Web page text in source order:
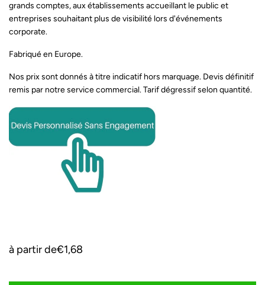
grands comptes, aux établissements accueillant le public et
entreprises souhaitant plus de visibilité lors d'événements
corporate.
Fabriqué en Europe.
Nos prix sont donnés à titre indicatif hors marquage. Devis définitif
remis par notre service commercial. Tarif dégressif selon quantité.
à partir de€1,68